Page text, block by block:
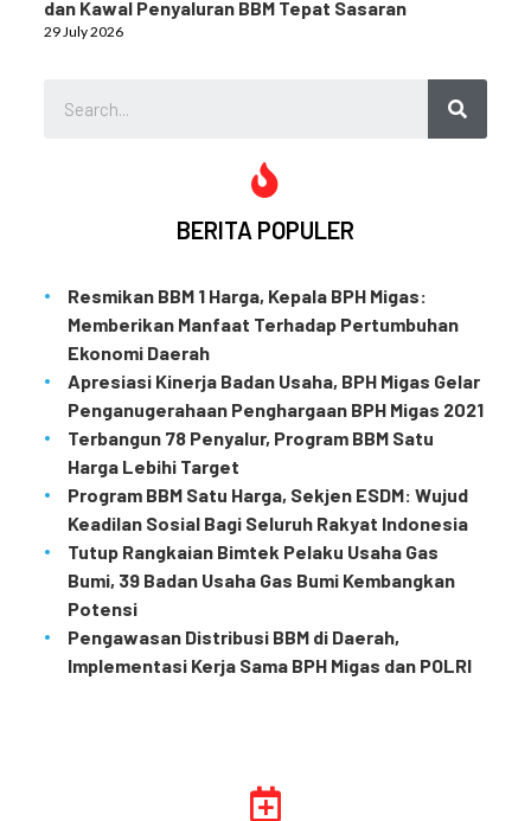
dan Kawal Penyaluran BBM Tepat Sasaran
29 July 2026
BERITA POPULER
Resmikan BBM 1 Harga, Kepala BPH Migas:
Memberikan Manfaat Terhadap Pertumbuhan
Ekonomi Daerah
Apresiasi Kinerja Badan Usaha, BPH Migas Gelar
Penganugerahaan Penghargaan BPH Migas 2021
Terbangun 78 Penyalur, Program BBM Satu
Harga Lebihi Target
Program BBM Satu Harga, Sekjen ESDM: Wujud
Keadilan Sosial Bagi Seluruh Rakyat Indonesia
Tutup Rangkaian Bimtek Pelaku Usaha Gas
Bumi, 39 Badan Usaha Gas Bumi Kembangkan
Potensi
Pengawasan Distribusi BBM di Daerah,
Implementasi Kerja Sama BPH Migas dan POLRI